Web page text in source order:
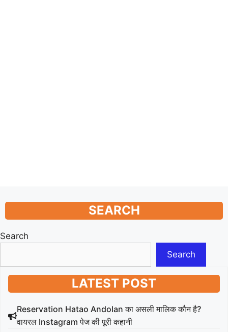
SEARCH
Search
Search
LATEST POST
Reservation Hatao Andolan का असली मालिक कौन है?
वायरल Instagram पेज की पूरी कहानी